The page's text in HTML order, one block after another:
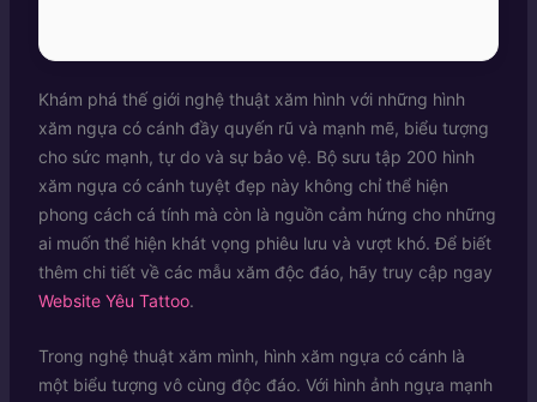
Khám phá thế giới nghệ thuật xăm hình với những hình
xăm ngựa có cánh đầy quyến rũ và mạnh mẽ, biểu tượng
cho sức mạnh, tự do và sự bảo vệ. Bộ sưu tập 200 hình
xăm ngựa có cánh tuyệt đẹp này không chỉ thể hiện
phong cách cá tính mà còn là nguồn cảm hứng cho những
ai muốn thể hiện khát vọng phiêu lưu và vượt khó. Để biết
thêm chi tiết về các mẫu xăm độc đáo, hãy truy cập ngay
Website Yêu Tattoo.
Trong nghệ thuật xăm mình, hình xăm ngựa có cánh là
một biểu tượng vô cùng độc đáo. Với hình ảnh ngựa mạnh